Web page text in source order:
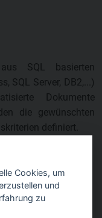
SQL basierten
SQL Server, DB2,...)
Dokumente
die gewünschten
definiert.
Cookies, um
und
zu